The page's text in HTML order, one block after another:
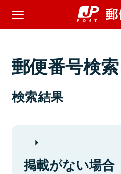
郵便番号検索
検索結果
掲載がない場合